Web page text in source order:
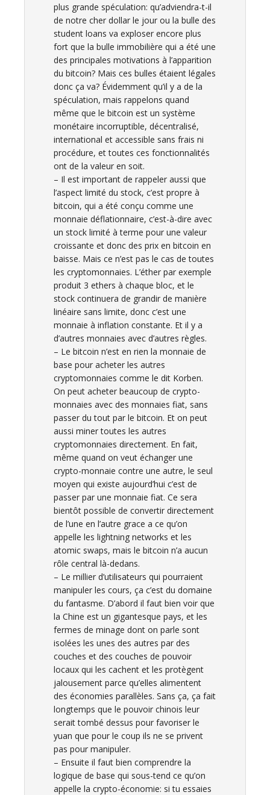
plus grande spéculation: qu’adviendra-t-il
de notre cher dollar le jour ou la bulle des
student loans va exploser encore plus
fort que la bulle immobilière qui a été une
des principales motivations à l’apparition
du bitcoin? Mais ces bulles étaient légales
donc ça va? Évidemment qu’il y a de la
spéculation, mais rappelons quand
même que le bitcoin est un système
monétaire incorruptible, décentralisé,
international et accessible sans frais ni
procédure, et toutes ces fonctionnalités
ont de la valeur en soit.
– Il est important de rappeler aussi que
l’aspect limité du stock, c’est propre à
bitcoin, qui a été conçu comme une
monnaie déflationnaire, c’est-à-dire avec
un stock limité à terme pour une valeur
croissante et donc des prix en bitcoin en
baisse. Mais ce n’est pas le cas de toutes
les cryptomonnaies. L’éther par exemple
produit 3 ethers à chaque bloc, et le
stock continuera de grandir de manière
linéaire sans limite, donc c’est une
monnaie à inflation constante. Et il y a
d’autres monnaies avec d’autres règles.
– Le bitcoin n’est en rien la monnaie de
base pour acheter les autres
cryptomonnaies comme le dit Korben.
On peut acheter beaucoup de crypto-
monnaies avec des monnaies fiat, sans
passer du tout par le bitcoin. Et on peut
aussi miner toutes les autres
cryptomonnaies directement. En fait,
même quand on veut échanger une
crypto-monnaie contre une autre, le seul
moyen qui existe aujourd’hui c’est de
passer par une monnaie fiat. Ce sera
bientôt possible de convertir directement
de l’une en l’autre grace a ce qu’on
appelle les lightning networks et les
atomic swaps, mais le bitcoin n’a aucun
rôle central là-dedans.
– Le millier d’utilisateurs qui pourraient
manipuler les cours, ça c’est du domaine
du fantasme. D’abord il faut bien voir que
la Chine est un gigantesque pays, et les
fermes de minage dont on parle sont
isolées les unes des autres par des
couches et des couches de pouvoir
locaux qui les cachent et les protègent
jalousement parce qu’elles alimentent
des économies parallèles. Sans ça, ça fait
longtemps que le pouvoir chinois leur
serait tombé dessus pour favoriser le
yuan que pour le coup ils ne se privent
pas pour manipuler.
– Ensuite il faut bien comprendre la
logique de base qui sous-tend ce qu’on
appelle la crypto-économie: si tu essaies